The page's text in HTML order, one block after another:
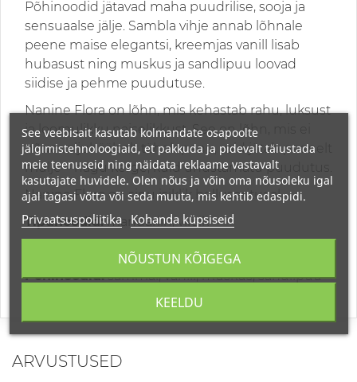
Põhinoodid jätavad maha puudrilise, sooja ja
sensuaalse jälje. Sambla vihje annab lõhnale
peene maise elegantsi, kreemjas vanill lisab
hubasust ning muskus ja sandlipuu loovad
siidise ja pehme puudutuse.
Nanine Flora on lõhn, mis kehastab rahu, luksust
ja loomulikku naiselikkust. See on lõhn, mis ei
nõua valjuhäälselt tähelepanu, vaid jätab peenelt
mulje – nagu kerge, kuid unustamatu puudutus.
Nanine Flora on sinu isiklik helluserituaal.
Tipunoodid:mandariin, virsik
ilang, roos, jasmiin
Põhinoodid:sammal, vanill, muskus, sandlipuu
ARVUSTUSED
See veebisait kasutab kolmandate osapoolte
jälgimistehnoloogiaid, et pakkuda ja pidevalt täiustada
meie teenuseid ning näidata reklaame vastavalt
kasutajate huvidele. Olen nõus ja võin oma nõusoleku igal
ajal tagasi võtta või seda muuta, mis kehtib edaspidi.
Privaatsuspoliitika Kohanda küpsiseid
KEELDU
NÕUSTUN KÕIGEGA